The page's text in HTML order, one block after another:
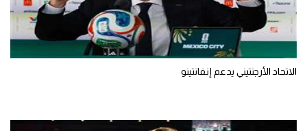
الاتحاد الأرجنتيني يدعم إنفانتينو